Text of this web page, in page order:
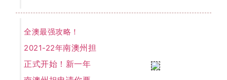
全澳最强攻略！
2021-22年南澳州担
正式开始！新一年